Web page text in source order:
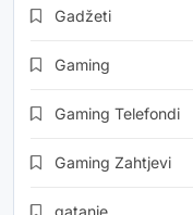
Gadžeti
Gaming
Gaming Telefondi
Gaming Zahtjevi
gatanje